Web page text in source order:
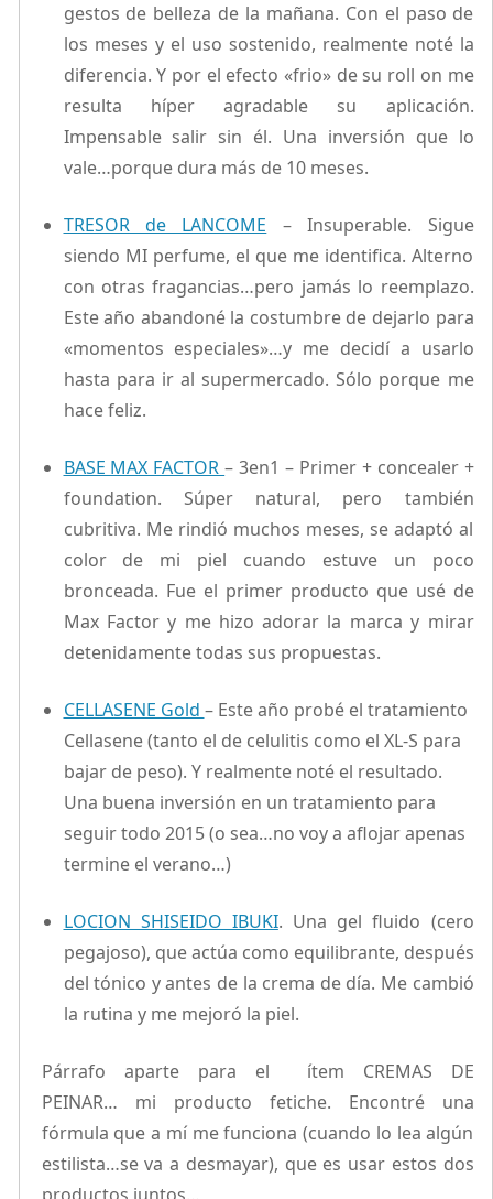
gestos de belleza de la mañana. Con el paso de
los meses y el uso sostenido, realmente noté la
diferencia. Y por el efecto «frio» de su roll on me
resulta híper agradable su aplicación.
Impensable salir sin él. Una inversión que lo
vale…porque dura más de 10 meses.
TRESOR de LANCOME – Insuperable. Sigue
siendo MI perfume, el que me identifica. Alterno
con otras fragancias…pero jamás lo reemplazo.
Este año abandoné la costumbre de dejarlo para
«momentos especiales»…y me decidí a usarlo
hasta para ir al supermercado. Sólo porque me
hace feliz.
BASE MAX FACTOR– 3en1 – Primer + concealer +
foundation. Súper natural, pero también
cubritiva. Me rindió muchos meses, se adaptó al
color de mi piel cuando estuve un poco
bronceada. Fue el primer producto que usé de
Max Factor y me hizo adorar la marca y mirar
detenidamente todas sus propuestas.
CELLASENE Gold – Este año probé el tratamiento
Cellasene (tanto el de celulitis como el XL-S para
bajar de peso). Y realmente noté el resultado.
Una buena inversión en un tratamiento para
seguir todo 2015 (o sea…no voy a aflojar apenas
termine el verano…)
LOCION SHISEIDO IBUKI. Una gel fluido (cero
pegajoso), que actúa como equilibrante, después
del tónico y antes de la crema de día. Me cambió
la rutina y me mejoró la piel.
Párrafo aparte para el ítem CREMAS DE
PEINAR… mi producto fetiche. Encontré una
fórmula que a mí me funciona (cuando lo lea algún
estilista…se va a desmayar), que es usar estos dos